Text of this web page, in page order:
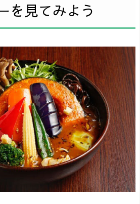
を見てみよう